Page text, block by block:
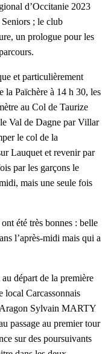
d’Occitanie 2023
; le club
un prologue pour les
et particulièrement
la Païchère à 14 h 30, les
au Col de Taurize
Val de Dagne par Villar
le col de la
Lauquet et revenir par
par les garçons le
mais une seule fois
été très bonnes : belle
l’après-midi mais qui a
départ de la première
local Carcassonnais
Sylvain MARTY
passage au premier tour
sur des poursuivants